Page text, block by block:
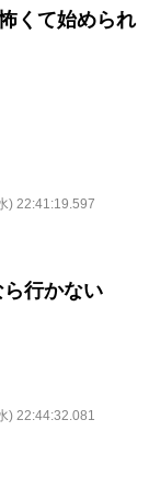
くて始められ
) 22:41:19.597
行かない
) 22:44:32.081